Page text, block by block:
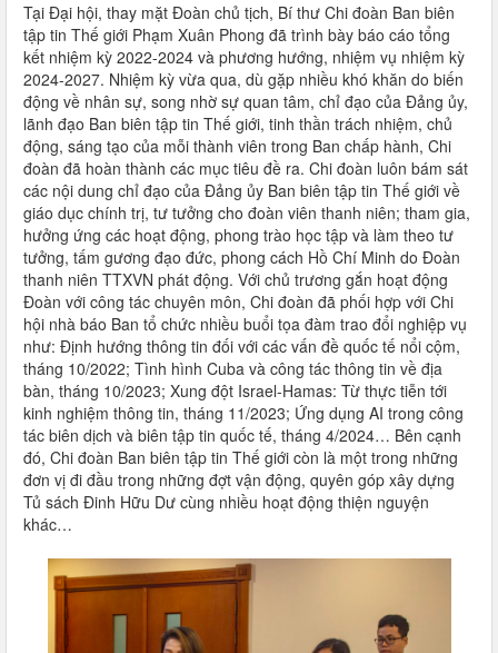
Tại Đại hội, thay mặt Đoàn chủ tịch, Bí thư Chi đoàn Ban biên
tập tin Thế giới Phạm Xuân Phong đã trình bày báo cáo tổng
kết nhiệm kỳ 2022-2024 và phương hướng, nhiệm vụ nhiệm kỳ
2024-2027. Nhiệm kỳ vừa qua, dù gặp nhiều khó khăn do biến
động về nhân sự, song nhờ sự quan tâm, chỉ đạo của Đảng ủy,
lãnh đạo Ban biên tập tin Thế giới, tinh thần trách nhiệm, chủ
động, sáng tạo của mỗi thành viên trong Ban chấp hành, Chi
đoàn đã hoàn thành các mục tiêu đề ra. Chi đoàn luôn bám sát
các nội dung chỉ đạo của Đảng ủy Ban biên tập tin Thế giới về
giáo dục chính trị, tư tưởng cho đoàn viên thanh niên; tham gia,
hưởng ứng các hoạt động, phong trào học tập và làm theo tư
tưởng, tấm gương đạo đức, phong cách Hồ Chí Minh do Đoàn
thanh niên TTXVN phát động. Với chủ trương gắn hoạt động
Đoàn với công tác chuyên môn, Chi đoàn đã phối hợp với Chi
hội nhà báo Ban tổ chức nhiều buổi tọa đàm trao đổi nghiệp vụ
như: Định hướng thông tin đối với các vấn đề quốc tế nổi cộm,
tháng 10/2022; Tình hình Cuba và công tác thông tin về địa
bàn, tháng 10/2023; Xung đột Israel-Hamas: Từ thực tiễn tới
kinh nghiệm thông tin, tháng 11/2023; Ứng dụng AI trong công
tác biên dịch và biên tập tin quốc tế, tháng 4/2024… Bên cạnh
đó, Chi đoàn Ban biên tập tin Thế giới còn là một trong những
đơn vị đi đầu trong những đợt vận động, quyên góp xây dựng
Tủ sách Đinh Hữu Dư cùng nhiều hoạt động thiện nguyện
khác…